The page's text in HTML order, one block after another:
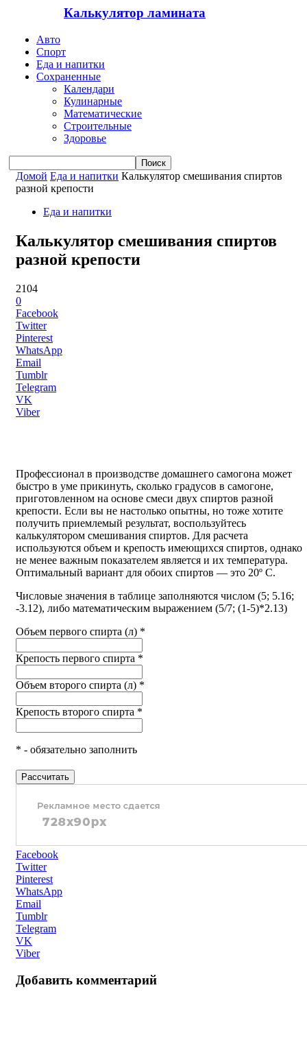
Калькулятор ламината
Авто
Спорт
Еда и напитки
Сохраненные
Календари
Кулинарные
Математические
Строительные
Здоровье
Домой Еда и напитки Калькулятор смешивания спиртов
разной крепости
Еда и напитки
Калькулятор смешивания спиртов
разной крепости
2104
0
Facebook
Twitter
Pinterest
WhatsApp
Email
Tumblr
Telegram
VK
Viber
Профессионал в производстве домашнего самогона может
быстро в уме прикинуть, сколько градусов в самогоне,
приготовленном на основе смеси двух спиртов разной
крепости. Если вы не настолько опытны, но тоже хотите
получить приемлемый результат, воспользуйтесь
калькулятором смешивания спиртов. Для расчета
используются объем и крепость имеющихся спиртов, однако
не менее важным показателем является и их температура.
Оптимальный вариант для обоих спиртов — это 20º C.
Числовые значения в таблице заполняются числом (5; 5.16;
-3.12), либо математическим выражением (5/7; (1-5)*2.13)
Объем первого спирта (л) *
Крепость первого спирта *
Объем второго спирта (л) *
Крепость второго спирта *
* - обязательно заполнить
Рассчитать
Facebook
Twitter
Pinterest
WhatsApp
Email
Tumblr
Telegram
VK
Viber
Добавить комментарий